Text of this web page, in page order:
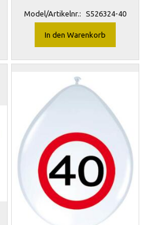
Model/Artikelnr.: S526324-40
In den Warenkorb